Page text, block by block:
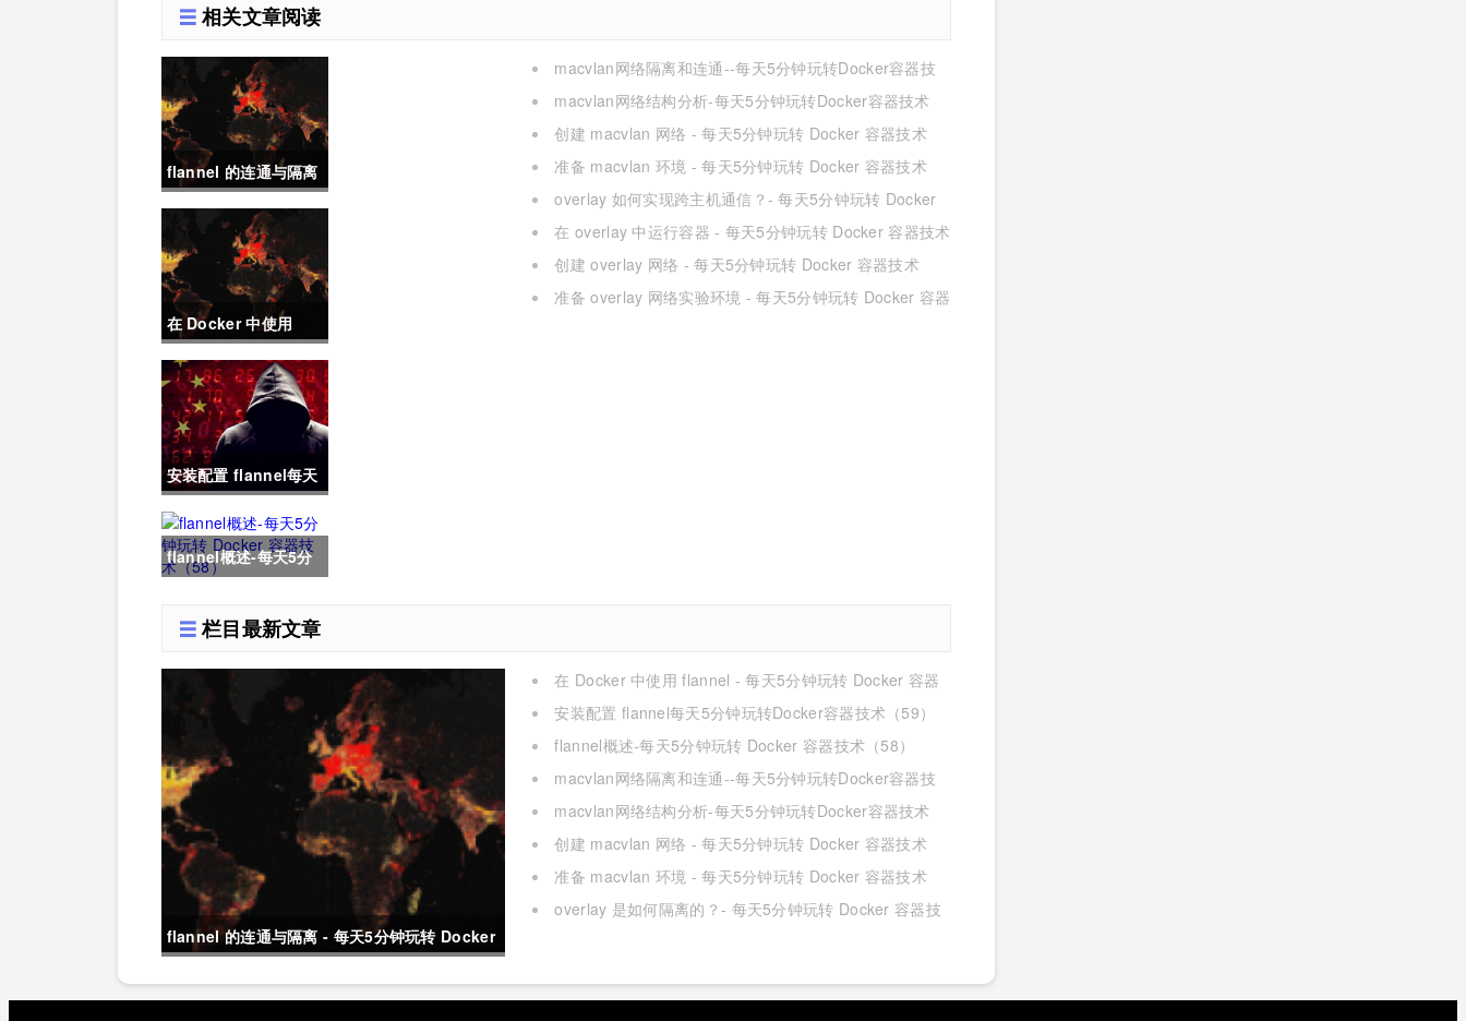
相关文章阅读
flannel 的连通与隔离
- 每天5分钟玩转
Docker 容器技术
（61）
在 Docker 中使用
flannel - 每天5分钟玩
转 Docker 容器技术
（60）
安装配置 flannel每天
5分钟玩转Docker容
器技术（59）
flannel概述-每天5分
技术（58）
macvlan网络隔离和连通--每天5分钟玩转Docker容器技
macvlan网络结构分析-每天5分钟玩转Docker容器技术
（56）
创建 macvlan 网络 - 每天5分钟玩转 Docker 容器技术
准备 macvlan 环境 - 每天5分钟玩转 Docker 容器技术
overlay 如何实现跨主机通信？- 每天5分钟玩转 Docker
容器技术（52）
在 overlay 中运行容器 - 每天5分钟玩转 Docker 容器技术
（51）
创建 overlay 网络 - 每天5分钟玩转 Docker 容器技术
准备 overlay 网络实验环境 - 每天5分钟玩转 Docker 容器
栏目最新文章
flannel 的连通与隔离 - 每天5分钟玩转 Docker
在 Docker 中使用 flannel - 每天5分钟玩转 Docker 容器
技术（60）
安装配置 flannel每天5分钟玩转Docker容器技术（59）
flannel概述-每天5分钟玩转 Docker 容器技术（58）
macvlan网络隔离和连通--每天5分钟玩转Docker容器技
macvlan网络结构分析-每天5分钟玩转Docker容器技术
（56）
创建 macvlan 网络 - 每天5分钟玩转 Docker 容器技术
准备 macvlan 环境 - 每天5分钟玩转 Docker 容器技术
overlay 是如何隔离的？- 每天5分钟玩转 Docker 容器技